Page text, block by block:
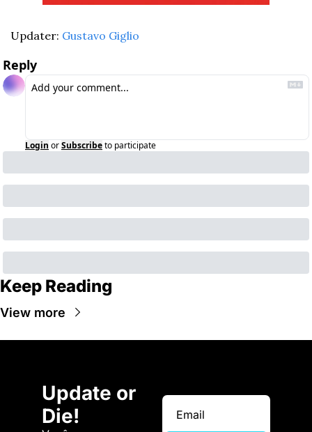
Updater: Gustavo Giglio
Reply
Login orSubscribeto participate
Keep Reading
View more
Update or
Die!